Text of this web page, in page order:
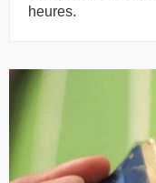
heures.